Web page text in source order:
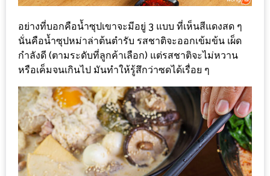
ตัว
นโยบาย
ความ
เป็น
ส่วน
ตัว
ประกาศ
ผล
ผู้
อย่างที่บอกคือน้ำซุปเขาจะมีอยู่ 3 แบบ ที่เห็นสีแดงสด ๆ
นั่นคือน้ำซุปหม่าล่าต้นตำรับ รสชาติจะออกเข้มข้น เผ็ด
กำลังดี (ตามระดับที่ลูกค้าเลือก) แต่รสชาติจะไม่หวาน
หรือเค็มจนเกินไป มันทำให้รู้สึกว่าซดได้เรื่อย ๆ